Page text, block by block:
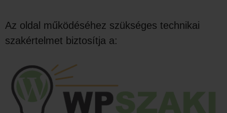
Az oldal működéséhez szükséges technikai
szakértelmet biztosítja a: